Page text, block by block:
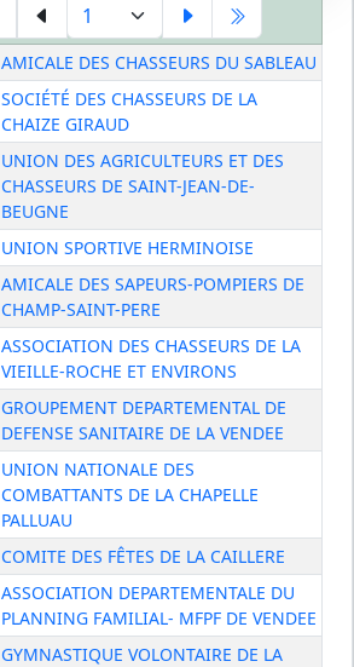
AMICALE DES CHASSEURS DU SABLEAU
SOCIÉTÉ DES CHASSEURS DE LA
CHAIZE GIRAUD
UNION DES AGRICULTEURS ET DES
CHASSEURS DE SAINT-JEAN-DE-
BEUGNE
UNION SPORTIVE HERMINOISE
AMICALE DES SAPEURS-POMPIERS DE
CHAMP-SAINT-PERE
ASSOCIATION DES CHASSEURS DE LA
VIEILLE-ROCHE ET ENVIRONS
GROUPEMENT DEPARTEMENTAL DE
DEFENSE SANITAIRE DE LA VENDEE
UNION NATIONALE DES
COMBATTANTS DE LA CHAPELLE
PALLUAU
COMITE DES FÊTES DE LA CAILLERE
ASSOCIATION DEPARTEMENTALE DU
PLANNING FAMILIAL- MFPF DE VENDEE
GYMNASTIQUE VOLONTAIRE DE LA